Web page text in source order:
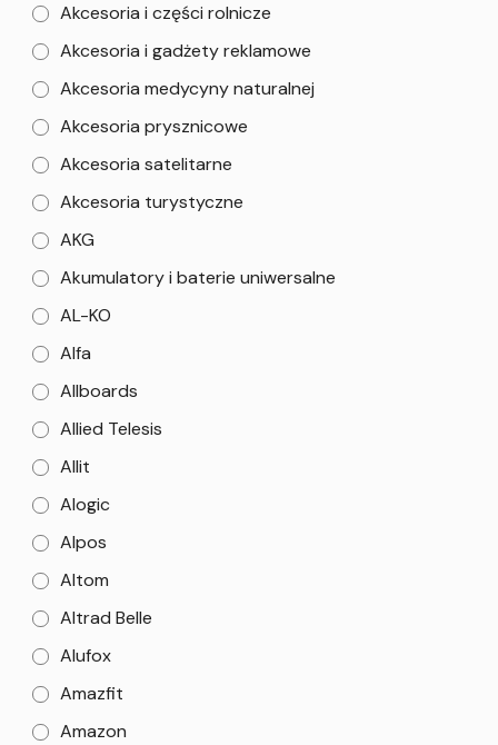
Akcesoria i części rolnicze
Akcesoria i gadżety reklamowe
Akcesoria medycyny naturalnej
Akcesoria prysznicowe
Akcesoria satelitarne
Akcesoria turystyczne
AKG
Akumulatory i baterie uniwersalne
AL-KO
Alfa
Allboards
Allied Telesis
Allit
Alogic
Alpos
Altom
Altrad Belle
Alufox
Amazfit
Amazon